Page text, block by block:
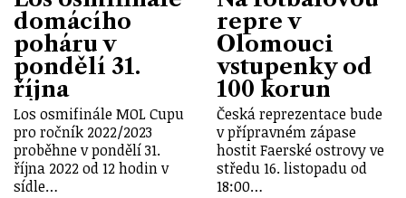
domácího
poháru v
pondělí 31.
října
Los osmifinále MOL Cupu
pro ročník 2022/2023
proběhne v pondělí 31.
října 2022 od 12 hodin v
sídle…
repre v
Olomouci
vstupenky od
100 korun
Česká reprezentace bude
v přípravném zápase
hostit Faerské ostrovy ve
středu 16. listopadu od
18:00…